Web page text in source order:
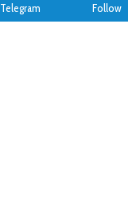
Telegram Follow